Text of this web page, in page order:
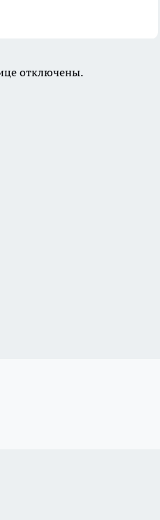
отключены.